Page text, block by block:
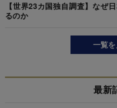
【世界23カ国独自調査】なぜ
るのか
一覧
最新